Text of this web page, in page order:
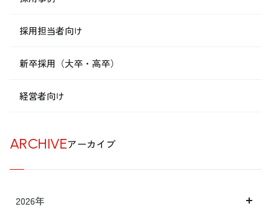
採用担当者向け
新卒採用（大卒・高卒）
経営者向け
ARCHIVEアーカイブ
2026年